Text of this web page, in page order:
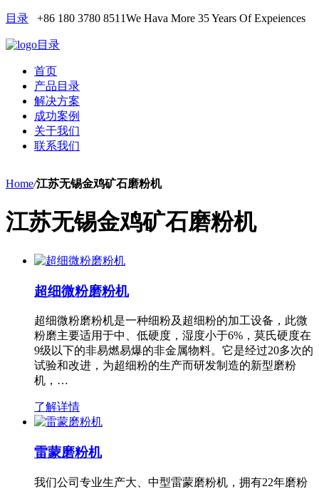
目录 +86 180 3780 8511We Hava More 35 Years Of Expeiences
目录
首页
产品目录
解决方案
成功案例
关于我们
联系我们
Home/江苏无锡金鸡矿石磨粉机
江苏无锡金鸡矿石磨粉机
超细微粉磨粉机
超细微粉磨粉机是一种细粉及超细粉的加工设备，此微
粉磨主要适用于中、低硬度，湿度小于6%，莫氏硬度在
9级以下的非易燃易爆的非金属物料。它是经过20多次的
试验和改进，为超细粉的生产而研发制造的新型磨粉
机，…
了解详情
雷蒙磨粉机
我们公司专业生产大、中型雷蒙磨粉机，拥有22年磨粉